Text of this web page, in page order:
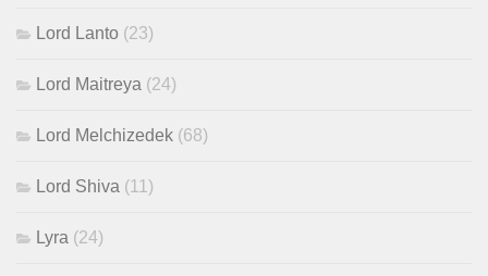
Lord Lanto (23)
Lord Maitreya (24)
Lord Melchizedek (68)
Lord Shiva (11)
Lyra (24)